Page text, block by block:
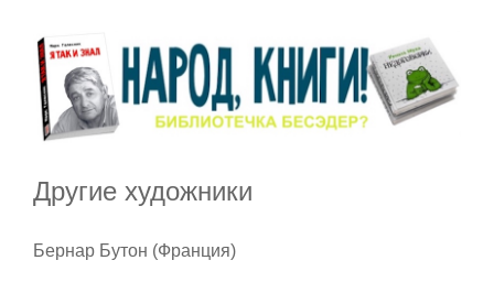
Другие художники
Бернар Бутон (Франция)